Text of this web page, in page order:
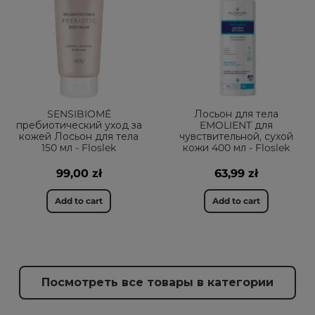
SENSIBIOMÉ
пребиотический уход за
кожей Лосьон для тела
150 мл - Floslek
99,00 zł
Add to cart
Лосьон для тела
EMOLIENT для
чувствительной, сухой
кожи 400 мл - Floslek
63,99 zł
Add to cart
Посмотреть все товары в категории